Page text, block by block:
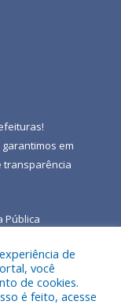
!
em
transparência
Pública
de Terra
de
você
de cookies.
é feito, acesse